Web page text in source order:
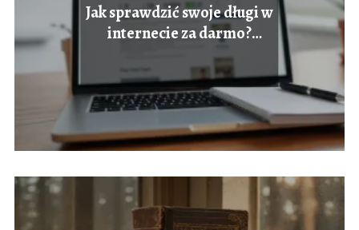
Jak sprawdzić swoje długi w
internecie za darmo?
Praktyczny przewodnik